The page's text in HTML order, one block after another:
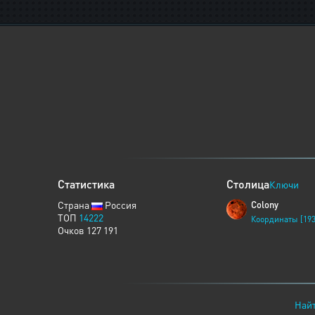
Статистика
Страна
Россия
ТОП 14222
Очков 127 191
СтолицаКлючи
Colony
Координаты